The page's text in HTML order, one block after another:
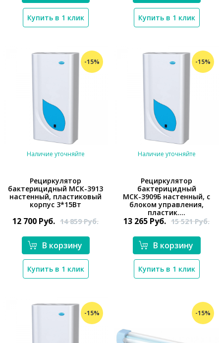
Купить в 1 клик Купить в 1 клик
-15%
*}
Наличие уточняйте
Рециркулятор
бактерицидный МСК-3913
настенный, пластиковый
корпус 3*15Вт
12 700 Руб. 14 859Руб.
В корзину
Купить в 1 клик
-15%
*}
Наличие уточняйте
Рециркулятор
бактерицидный
МСК-3909Б настенный, с
блоком управления,
пластик....
13 265 Руб. 15 521Руб.
В корзину
Купить в 1 клик
-15% -15%